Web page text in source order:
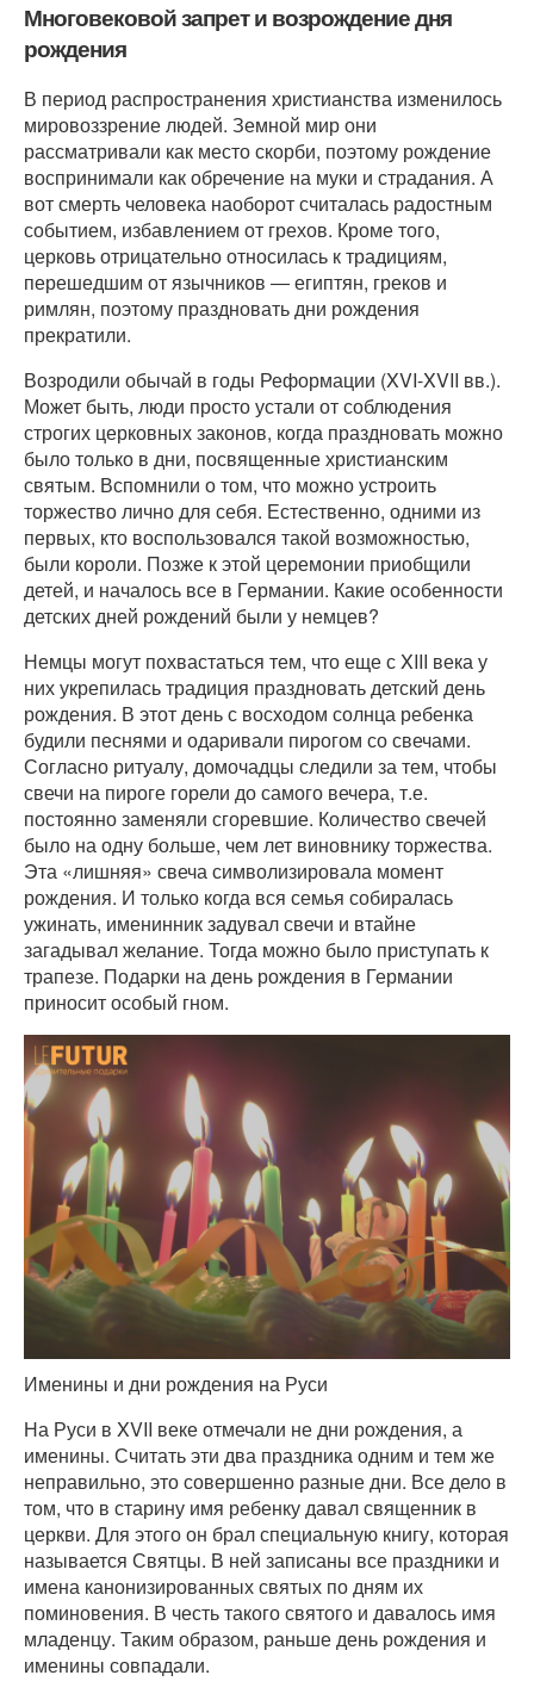
Многовековой запрет и возрождение дня
рождения
В период распространения христианства изменилось
мировоззрение людей. Земной мир они
рассматривали как место скорби, поэтому рождение
воспринимали как обречение на муки и страдания. А
вот смерть человека наоборот считалась радостным
событием, избавлением от грехов. Кроме того,
церковь отрицательно относилась к традициям,
перешедшим от язычников ― египтян, греков и
римлян, поэтому праздновать дни рождения
прекратили.
Возродили обычай в годы Реформации (XVI-XVII вв.).
Может быть, люди просто устали от соблюдения
строгих церковных законов, когда праздновать можно
было только в дни, посвященные христианским
святым. Вспомнили о том, что можно устроить
торжество лично для себя. Естественно, одними из
первых, кто воспользовался такой возможностью,
были короли. Позже к этой церемонии приобщили
детей, и началось все в Германии. Какие особенности
детских дней рождений были у немцев?
Немцы могут похвастаться тем, что еще с XIII века у
них укрепилась традиция праздновать детский день
рождения. В этот день с восходом солнца ребенка
будили песнями и одаривали пирогом со свечами.
Согласно ритуалу, домочадцы следили за тем, чтобы
свечи на пироге горели до самого вечера, т.е.
постоянно заменяли сгоревшие. Количество свечей
было на одну больше, чем лет виновнику торжества.
Эта «лишняя» свеча символизировала момент
рождения. И только когда вся семья собиралась
ужинать, именинник задувал свечи и втайне
загадывал желание. Тогда можно было приступать к
трапезе. Подарки на день рождения в Германии
приносит особый гном.
Именины и дни рождения на Руси
На Руси в XVII веке отмечали не дни рождения, а
именины. Считать эти два праздника одним и тем же
неправильно, это совершенно разные дни. Все дело в
том, что в старину имя ребенку давал священник в
церкви. Для этого он брал специальную книгу, которая
называется Святцы. В ней записаны все праздники и
имена канонизированных святых по дням их
поминовения. В честь такого святого и давалось имя
младенцу. Таким образом, раньше день рождения и
именины совпадали.